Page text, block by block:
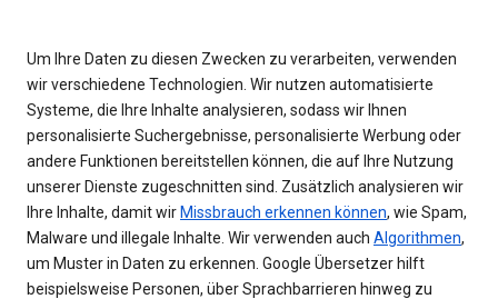
Um Ihre Daten zu diesen Zwecken zu verarbeiten, verwenden
wir verschiedene Technologien. Wir nutzen automatisierte
Systeme, die Ihre Inhalte analysieren, sodass wir Ihnen
personalisierte Suchergebnisse, personalisierte Werbung oder
andere Funktionen bereitstellen können, die auf Ihre Nutzung
unserer Dienste zugeschnitten sind. Zusätzlich analysieren wir
Ihre Inhalte, damit wir Missbrauch erkennen können, wie Spam,
Malware und illegale Inhalte. Wir verwenden auch Algorithmen,
um Muster in Daten zu erkennen. Google Übersetzer hilft
beispielsweise Personen, über Sprachbarrieren hinweg zu